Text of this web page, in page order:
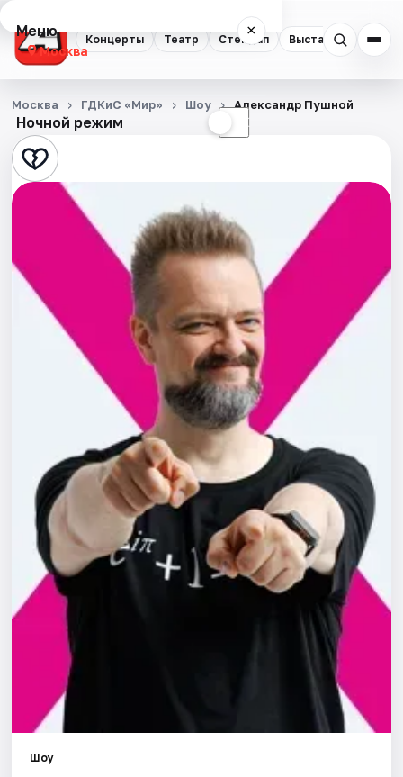
Концерты Театр Стендап Выставки
Меню ×
Москва
Концерты
Театр
Стендап
Выставки
Квесты
Экскурсии
Площадки
Артисты
Рейтинги
Ночной режим ☾
Москва ГДКиС «Мир» Шоу Александр Пушной
Шоу